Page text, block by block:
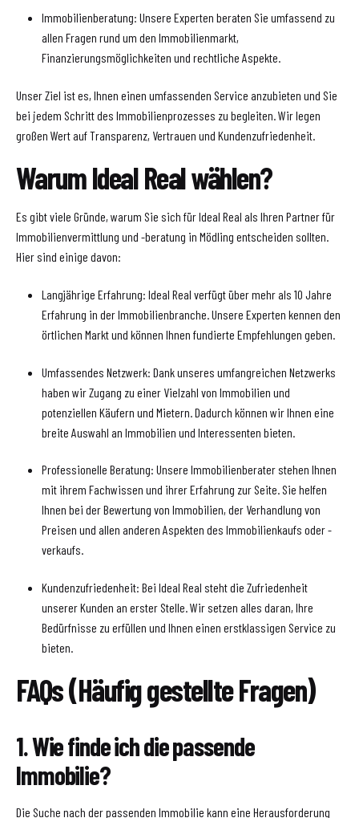
Immobilienberatung: Unsere Experten beraten Sie umfassend zu
allen Fragen rund um den Immobilienmarkt,
Finanzierungsmöglichkeiten und rechtliche Aspekte.
Unser Ziel ist es, Ihnen einen umfassenden Service anzubieten und Sie
bei jedem Schritt des Immobilienprozesses zu begleiten. Wir legen
großen Wert auf Transparenz, Vertrauen und Kundenzufriedenheit.
Warum Ideal Real wählen?
Es gibt viele Gründe, warum Sie sich für Ideal Real als Ihren Partner für
Immobilienvermittlung und -beratung in Mödling entscheiden sollten.
Hier sind einige davon:
Langjährige Erfahrung: Ideal Real verfügt über mehr als 10 Jahre
Erfahrung in der Immobilienbranche. Unsere Experten kennen den
örtlichen Markt und können Ihnen fundierte Empfehlungen geben.
Umfassendes Netzwerk: Dank unseres umfangreichen Netzwerks
haben wir Zugang zu einer Vielzahl von Immobilien und
potenziellen Käufern und Mietern. Dadurch können wir Ihnen eine
breite Auswahl an Immobilien und Interessenten bieten.
Professionelle Beratung: Unsere Immobilienberater stehen Ihnen
mit ihrem Fachwissen und ihrer Erfahrung zur Seite. Sie helfen
Ihnen bei der Bewertung von Immobilien, der Verhandlung von
Preisen und allen anderen Aspekten des Immobilienkaufs oder -
verkaufs.
Kundenzufriedenheit: Bei Ideal Real steht die Zufriedenheit
unserer Kunden an erster Stelle. Wir setzen alles daran, Ihre
Bedürfnisse zu erfüllen und Ihnen einen erstklassigen Service zu
bieten.
FAQs (Häufig gestellte Fragen)
1. Wie finde ich die passende
Immobilie?
Die Suche nach der passenden Immobilie kann eine Herausforderung